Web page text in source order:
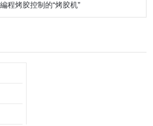
程烤胶控制的“烤胶机”